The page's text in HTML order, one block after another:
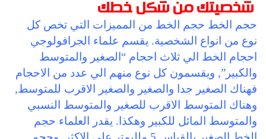
شخصيتك من شكل خطك
حجم الخط حجم الخط من المميزات التي تخص كل
نوع من انواع الشخصية. يقسم علماء الجرافولوجي
احجام الخط الي ثلاث احجام “الصغير والمتوسط
والكبير”, ويقسمون كل نوع منهم الي عدد من الاحجام
فهناك الصغير جدا والصغير والصغير الاقرب للمتوسط,
وهناك المتوسط الاقرب للصغير والمتوسط النسبي
والمتوسط المائل للكبير وهكذا. يقدر العلماء حجم